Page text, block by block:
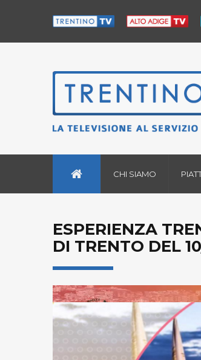
CHI SIAMO
ESPERIENZA
DI TRENTO DEL